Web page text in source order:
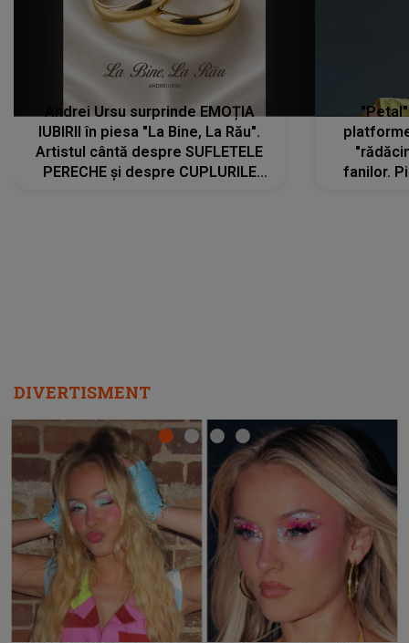
Andrei Ursu surprinde EMOȚIA
IUBIRII în piesa "La Bine, La Rău".
Artistul cântă despre SUFLETELE
PERECHE și despre CUPLURILE
fanilor.
DIVERTISMENT